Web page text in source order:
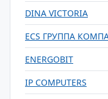
DINA VICTORIA
ECS ГРУППА
ENERGOBIT
IP COMPUTERS